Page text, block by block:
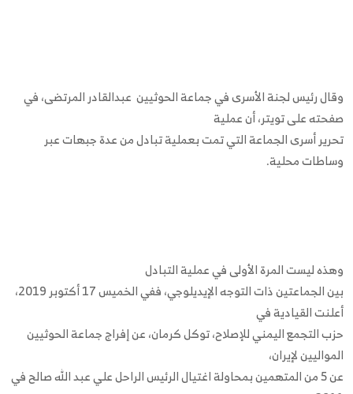
وقال رئيس لجنة الأسرى في جماعة الحوثيين عبدالقادر المرتضى، في
صفحته على تويتر، أن عملية
تحرير أسرى الجماعة التي تمت بعملية تبادل من عدة جبهات عبر
وساطات محلية.
وهذه ليست المرة الأولى في عملية التبادل
بين الجماعتين ذات التوجه الإيديلوجي، ففي الخميس 17 أكتوبر 2019،
أعلنت القيادية في
حزب التجمع اليمني للإصلاح، توكل كرمان، عن إفراج جماعة الحوثيين
المواليين لإيران،
عن 5 من المتهمين بمحاولة اغتيال الرئيس الراحل علي عبد الله صالح في